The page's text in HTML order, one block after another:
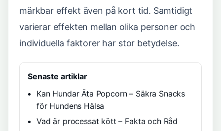
märkbar effekt även på kort tid. Samtidigt
varierar effekten mellan olika personer och
individuella faktorer har stor betydelse.
Senaste artiklar
Kan Hundar Äta Popcorn – Säkra Snacks
för Hundens Hälsa
Vad är processat kött – Fakta och Råd